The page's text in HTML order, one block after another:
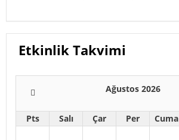
Etkinlik Takvimi
Ağustos 2026
Pts Salı Çar Per Cuma